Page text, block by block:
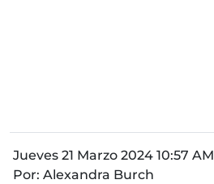
Jueves 21 Marzo 2024 10:57 AM
Por: Alexandra Burch